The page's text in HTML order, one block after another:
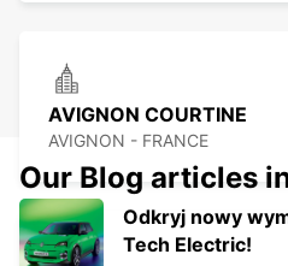
AVIGNON COURTINE
AVIGNON - FRANCE
Our Blog articles
Odkryj nowy
Tech Electric!